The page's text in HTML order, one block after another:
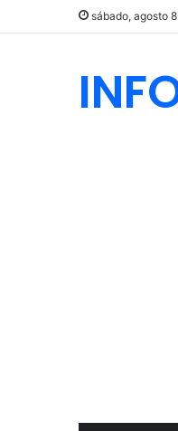
sábado, agosto